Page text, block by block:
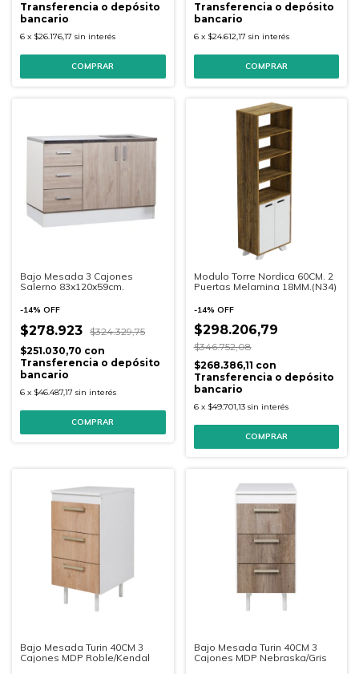
Transferencia o depósito
bancario
6 x $26.176,17 sin interés
COMPRAR
Transferencia o depósito
bancario
6 x $24.612,17 sin interés
COMPRAR
Bajo Mesada 3 Cajones
Salerno 83x120x59cm.
-14% OFF
$278.923 $324.329,75
$251.030,70 con
Transferencia o depósito
bancario
6 x $46.487,17 sin interés
COMPRAR
Modulo Torre Nordica 60CM. 2
Puertas Melamina 18MM.(N34)
-14% OFF
$298.206,79
$346.752,08
$268.386,11 con
Transferencia o depósito
bancario
6 x $49.701,13 sin interés
Bajo Mesada Turin 40CM 3
Cajones MDP Roble/Kendal
Bajo Mesada Turin 40CM 3
Cajones MDP Nebraska/Gris